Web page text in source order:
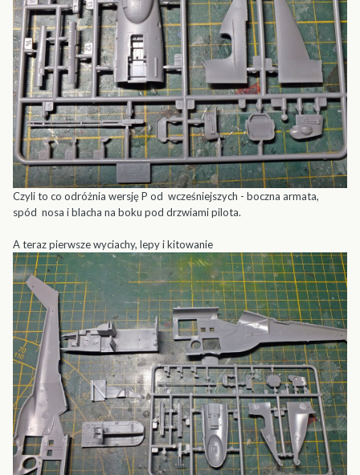
Czyli to co odróżnia wersję P od wcześniejszych - boczna armata,
spód nosa i blacha na boku pod drzwiami pilota.
A teraz pierwsze wyciachy, lepy i kitowanie